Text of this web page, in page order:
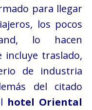
para llegar
los pocos
lo hacen
traslado,
de industria
del citado
hotel Oriental